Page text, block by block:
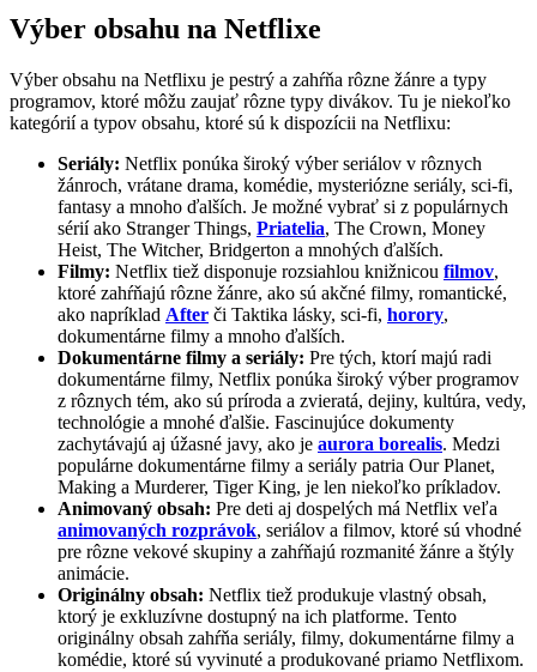
Výber obsahu na Netflixe
Výber obsahu na Netflixu je pestrý a zahŕňa rôzne žánre a typy
programov, ktoré môžu zaujať rôzne typy divákov. Tu je niekoľko
kategórií a typov obsahu, ktoré sú k dispozícii na Netflixu:
Seriály: Netflix ponúka široký výber seriálov v rôznych
žánroch, vrátane drama, komédie, mysteriózne seriály, sci-fi,
fantasy a mnoho ďalších. Je možné vybrať si z populárnych
sérií ako Stranger Things, Priatelia, The Crown, Money
Heist, The Witcher, Bridgerton a mnohých ďalších.
Filmy: Netflix tiež disponuje rozsiahlou knižnicou filmov,
ktoré zahŕňajú rôzne žánre, ako sú akčné filmy, romantické,
ako napríklad After či Taktika lásky, sci-fi, horory,
dokumentárne filmy a mnoho ďalších.
Dokumentárne filmy a seriály: Pre tých, ktorí majú radi
dokumentárne filmy, Netflix ponúka široký výber programov
z rôznych tém, ako sú príroda a zvieratá, dejiny, kultúra, vedy,
technológie a mnohé ďalšie. Fascinujúce dokumenty
zachytávajú aj úžasné javy, ako je aurora borealis. Medzi
populárne dokumentárne filmy a seriály patria Our Planet,
Making a Murderer, Tiger King, je len niekoľko príkladov.
Animovaný obsah: Pre deti aj dospelých má Netflix veľa
animovaných rozprávok, seriálov a filmov, ktoré sú vhodné
pre rôzne vekové skupiny a zahŕňajú rozmanité žánre a štýly
animácie.
Originálny obsah: Netflix tiež produkuje vlastný obsah,
ktorý je exkluzívne dostupný na ich platforme. Tento
originálny obsah zahŕňa seriály, filmy, dokumentárne filmy a
komédie, ktoré sú vyvinuté a produkované priamo Netflixom.